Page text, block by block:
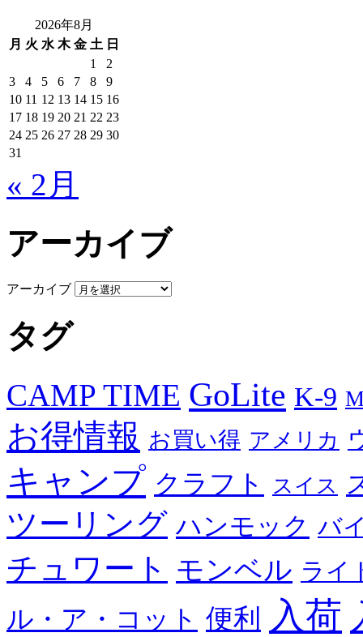
2026年8月
月 火 水 木 金 土 日
1
2
3
4 5 6 7 8
9
10 11 12 13 14 15 16
17 18 19 20 21 22 23
24 25 26 27 28 29 30
31
« 2月
アーカイブ
アーカイブ
タグ
CAMP TIME GoLite K-9
お得情報 お買い得 アメリカ
キャンプ クラフト スイス
ツーリング ハンモック バ
チュワート モンベル ライ
ル・ア・コット 便利 入荷